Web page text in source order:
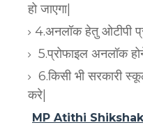
हो जाएगा|
4.अनलॉक हेतु ओटीपी
5.प्रोफाइल अनलॉक
6.किसी भी सरकारी
करे|
MP Atithi